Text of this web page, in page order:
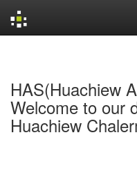
HAS(Huachiew
Welcome to our
Huachiew